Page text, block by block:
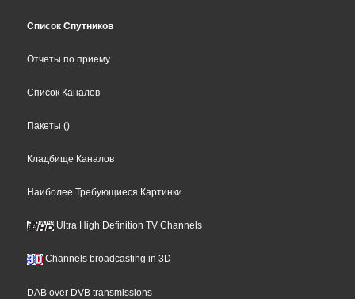
Список Спутников
Отчеты по приему
Список Каналов
Пакеты ()
Кладбище Каналов
Наиболее Требующиеся Картинки
Ultra High Definition TV Channels
Channels broadcasting in 3D
DAB over DVB transmissions